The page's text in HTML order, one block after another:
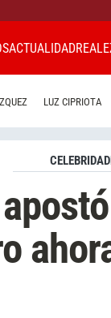
ACTUALIDAD
LUZ CIPRIOTA